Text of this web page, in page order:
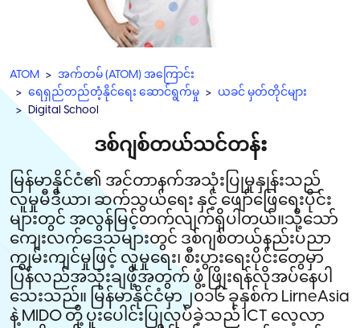
ATOM
အက်တမ် (ATOM) အကြောင်း
ရေရှည်တည်တံ့နိုင်ရေး ဆောင်ရွက်မှု
ယခင် မှတ်တိုင်များ
Digital School
ဒစ်ဂျစ်တယ်သင်တန်း
မြန်မာနိုင်ငံ၏ အင်တာနက်အသုံးပြုမှုနှုန်းသည်
လူမှုမီဒီယာ၊ ဆက်သွယ်ရေး နှင့် ဖျော်ဖြေရေးပိုင်း
များတွင် အလွန်မြင့်တက်လျက်ရှိပါတယ်။သို့သော်
ကျေးလက်ဒေသများတွင် ဒစ်ဂျစ်တယ်နည်းပညာ
ကျွမ်းကျင်မှုဖြင့် လူမှုရေး၊ စီးပွားရေးပိုင်းတွေမှာ
ပြန်လည်အသုံးချဖို့အတွက် ဖွံ့ ဖြိုးရန်လိုအပ်နေပါ
သေးသည်။ မြန်မာနိုင်ငံမှာ၂၀၁၆ ခုနှစ်က LirneAsia
နဲ့ MIDO တို့ ပူးပေါင်းပြုလုပ်ခဲ့သည် ICT လေ့လာ